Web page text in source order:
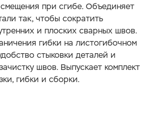
при сгибе. Объединяет
так, чтобы сократить
и плоских сварных швов.
гибки на листогибочном
стыковки деталей и
швов. Выпускает комплект
гибки и сборки.